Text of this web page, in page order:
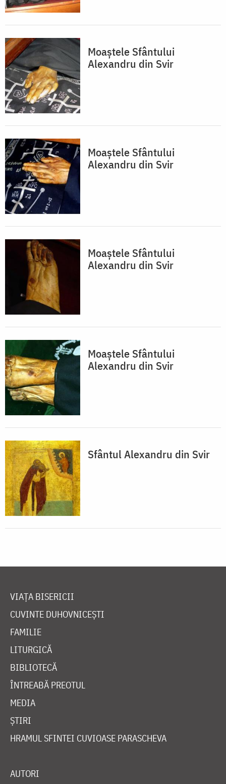
Moaștele Sfântului
Alexandru din Svir
Moaștele Sfântului
Alexandru din Svir
Moaștele Sfântului
Alexandru din Svir
Moaștele Sfântului
Alexandru din Svir
Sfântul Alexandru din Svir
VIAȚA BISERICII
CUVINTE DUHOVNICEȘTI
FAMILIE
LITURGICĂ
BIBLIOTECĂ
ÎNTREABĂ PREOTUL
MEDIA
ȘTIRI
HRAMUL SFINTEI CUVIOASE PARASCHEVA
AUTORI